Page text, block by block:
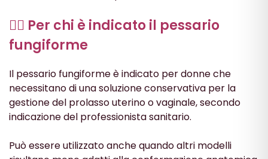
👩‍⚕️ Per chi è indicato il pessario
fungiforme
Il pessario fungiforme è indicato per donne che
necessitano di una soluzione conservativa per la
gestione del prolasso uterino o vaginale, secondo
indicazione del professionista sanitario.
Può essere utilizzato anche quando altri modelli